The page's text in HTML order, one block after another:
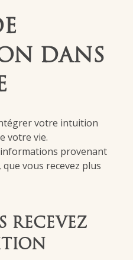
DANS
votre intuition
votre vie.
informations provenant
, que vous recevez plus
RECEVEZ